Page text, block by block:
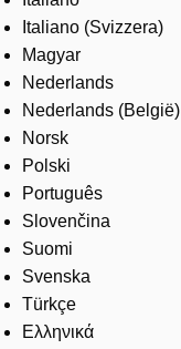
Italiano (Svizzera)
Magyar
Nederlands
Nederlands (België)
Norsk
Polski
Português
Slovenčina
Suomi
Svenska
Türkçe
Ελληνικά